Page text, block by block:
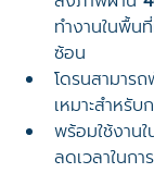
ทำงานในพื้น
ซ้อน
โดรนสามาร
เหมาะสำหรั
พร้อมใช้งาน
ลดเวลาในกา